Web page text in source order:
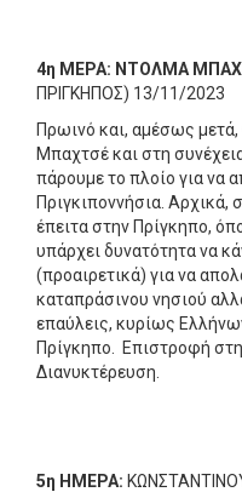
4η ΜΕΡΑ: ΝΤΟΛΜΑ
ΠΡΙΓΚΗΠΟΣ) 13/11/2023
Πρωινό και, αμέσως
Μπαχτσέ και στη
πάρουμε το πλοίο για να
Πριγκιποννήσια. Αρχικά,
έπειτα στην Πρίγκηπο,
υπάρχει δυνατότητα να
(προαιρετικά) για να
καταπράσινου νησιού
επαύλεις, κυρίως
Πρίγκηπο. Επιστροφή
Διανυκτέρευση.
5η ΗΜΕΡΑ: